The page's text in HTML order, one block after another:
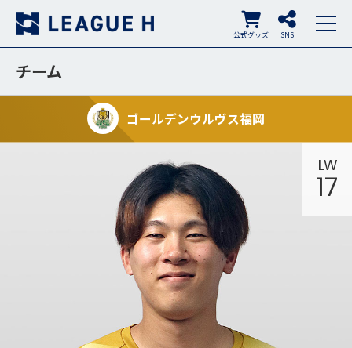
SNS
公式グッズ
チーム
ゴールデンウルヴス福岡
LW
17